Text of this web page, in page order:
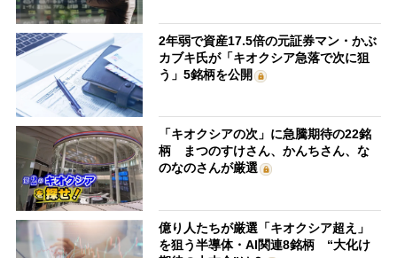
2年弱で資産17.5倍の元証券マン・かぶ
カブキ氏が「キオクシア急落で次に狙
う」5銘柄を公開
「キオクシアの次」に急騰期待の22銘
柄 まつのすけさん、かんちさん、な
のなのさんが厳選
億り人たちが厳選「キオクシア超え」
を狙う半導体・AI関連8銘柄 “大化け